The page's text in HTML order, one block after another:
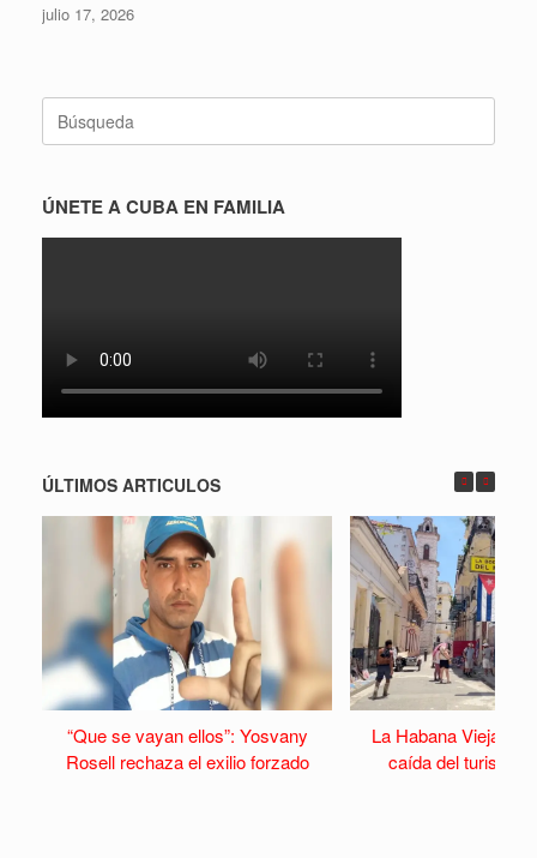
julio 17, 2026
Buscar:
ÚNETE A CUBA EN FAMILIA
ÚLTIMOS ARTICULOS
“Que se vayan ellos”: Yosvany
Rosell rechaza el exilio forzado
La Habana Vieja se
caída del turismo